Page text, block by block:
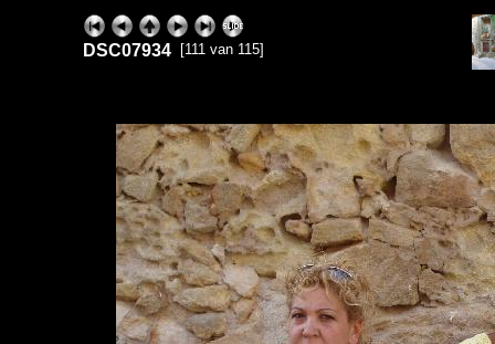
DSC07934 [111 van 115]
ExhibitPlus